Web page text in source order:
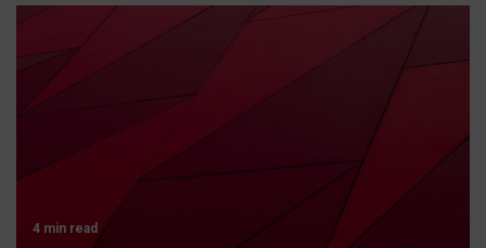
4 min read